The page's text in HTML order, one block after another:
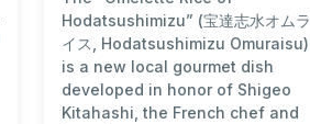
Hodatsushimizu” (宝達志水オムラ
イス, Hodatsushimizu Omuraisu)
is a new local gourmet dish
developed in honor of Shigeo
Kitahashi, the French chef and